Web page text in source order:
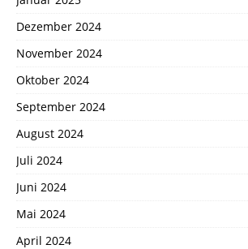
Dezember 2024
November 2024
Oktober 2024
September 2024
August 2024
Juli 2024
Juni 2024
Mai 2024
April 2024